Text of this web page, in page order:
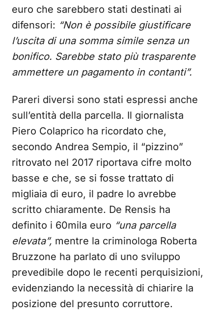
euro che sarebbero stati destinati ai
difensori: “Non è possibile giustificare
l’uscita di una somma simile senza un
bonifico. Sarebbe stato più trasparente
ammettere un pagamento in contanti”.
Pareri diversi sono stati espressi anche
sull’entità della parcella. Il giornalista
Piero Colaprico ha ricordato che,
secondo Andrea Sempio, il “pizzino”
ritrovato nel 2017 riportava cifre molto
basse e che, se si fosse trattato di
migliaia di euro, il padre lo avrebbe
scritto chiaramente. De Rensis ha
definito i 60mila euro “una parcella
elevata”, mentre la criminologa Roberta
Bruzzone ha parlato di uno sviluppo
prevedibile dopo le recenti perquisizioni,
evidenziando la necessità di chiarire la
posizione del presunto corruttore.